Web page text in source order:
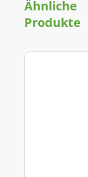
Ähnliche
Produkte